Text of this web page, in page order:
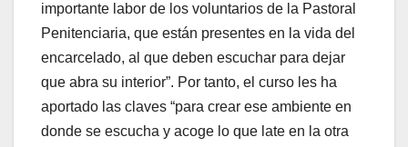
importante labor de los voluntarios de la Pastoral
Penitenciaria, que están presentes en la vida del
encarcelado, al que deben escuchar para dejar
que abra su interior”. Por tanto, el curso les ha
aportado las claves “para crear ese ambiente en
donde se escucha y acoge lo que late en la otra